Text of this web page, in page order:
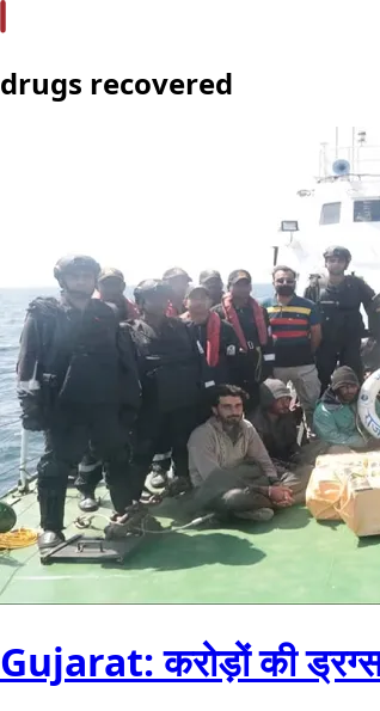
drugs recovered
Gujarat: करोड़ों की